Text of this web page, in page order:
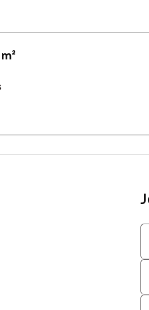
2137 m² offre un cadre idéal
à leur bien-être.
de construction unique. Sa
disponibles sur le site
E-mail :